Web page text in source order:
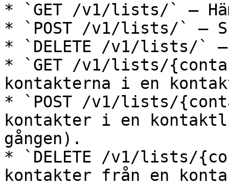
* `GET /v1/lists/` —
* `POST /v1/lists/` —
* `DELETE /v1/lists/`
* `GET /v1/lists/
kontakterna i en
* `POST /v1/lists/
kontakter i en
gången).
* `DELETE /v1/lists/
kontakter från en